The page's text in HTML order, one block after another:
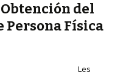
del
Física
Les